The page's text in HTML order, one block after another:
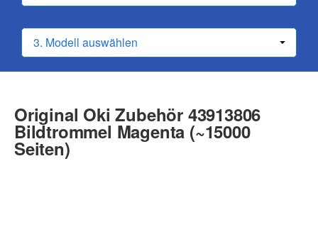
Original Oki Zubehör 43913806
Bildtrommel Magenta (~15000
Seiten)